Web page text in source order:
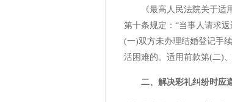
《最高人民法院关于适用
第十条规定：“当事人请求
(一)双方未办理结婚登记手
活困难的。适用前款第(二)
二、解决彩礼纠纷时应